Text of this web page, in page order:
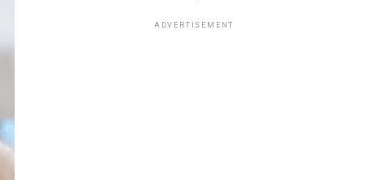
ADVERTISEMENT